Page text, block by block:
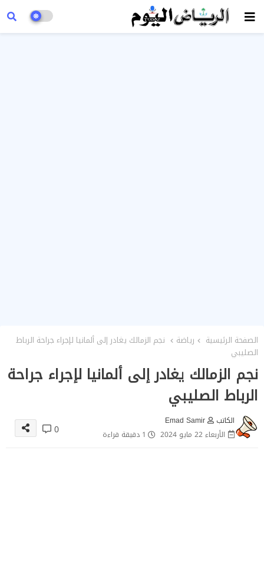
الصفحة الرئيسية رياضة
نجم الزمالك يغادر إلى ألمانيا لإجراء جراحة الرباط
الصليبي
نجم الزمالك يغادر إلى ألمانيا لإجراء جراحة
الرباط الصليبي
الكاتب
Emad Samir
الأربعاء 22 مايو 2024
1 دقيقة قراءة 0